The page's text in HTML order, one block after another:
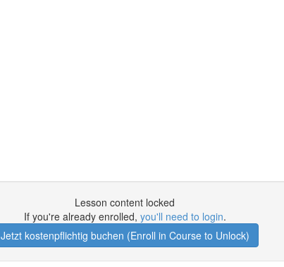
Lesson content locked
If you're already enrolled, you'll need to login.
Jetzt kostenpflichtig buchen (Enroll in Course to Unlock)